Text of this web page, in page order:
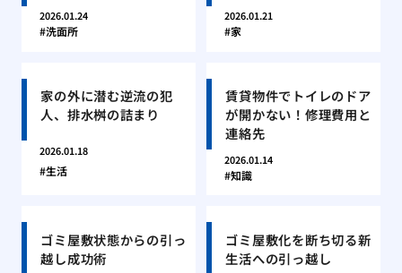
2026.01.24
洗面所
2026.01.21
家
家の外に潜む逆流の犯
人、排水桝の詰まり
2026.01.18
生活
賃貸物件でトイレのドア
が開かない！修理費用と
連絡先
2026.01.14
知識
ゴミ屋敷状態からの引っ
越し成功術
ゴミ屋敷化を断ち切る新
生活への引っ越し